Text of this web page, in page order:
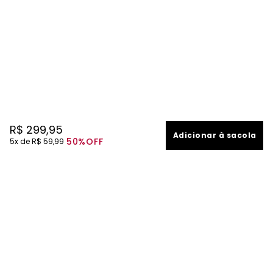
R$ 299,95
5 R$ 59,99 50%OFF
Adicionar à sacola